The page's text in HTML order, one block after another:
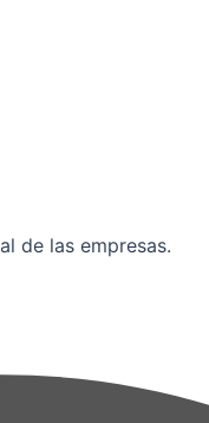
de las empresas.